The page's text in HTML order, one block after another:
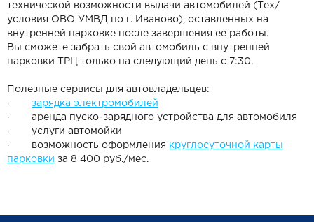
технической возможности выдачи автомобилей (Тех/
условия ОВО УМВД по г. Иваново), оставленных на
внутренней парковке после завершения ее работы.
Вы сможете забрать свой автомобиль с внутренней
парковки ТРЦ только на следующий день с 7:30.
Полезные сервисы для автовладельцев:
· зарядка электромобилей
· аренда пуско-зарядного устройства для автомобиля
· услуги автомойки
· возможность оформления круглосуточной карты
парковки за 8 400 руб./мес.